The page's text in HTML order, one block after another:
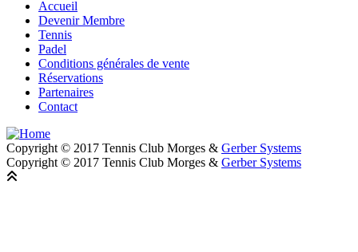
Footer
Accueil
Devenir Membre
Tennis
Padel
Conditions générales de vente
Réservations
Partenaires
Contact
Copyright © 2017 Tennis Club Morges & Gerber Systems
Copyright © 2017 Tennis Club Morges & Gerber Systems